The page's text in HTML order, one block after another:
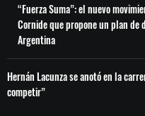
“Fuerza Suma”: el nuevo
Cornide que propone un plan de
Argentina
Hernán Lacunza se anotó en la
competir”